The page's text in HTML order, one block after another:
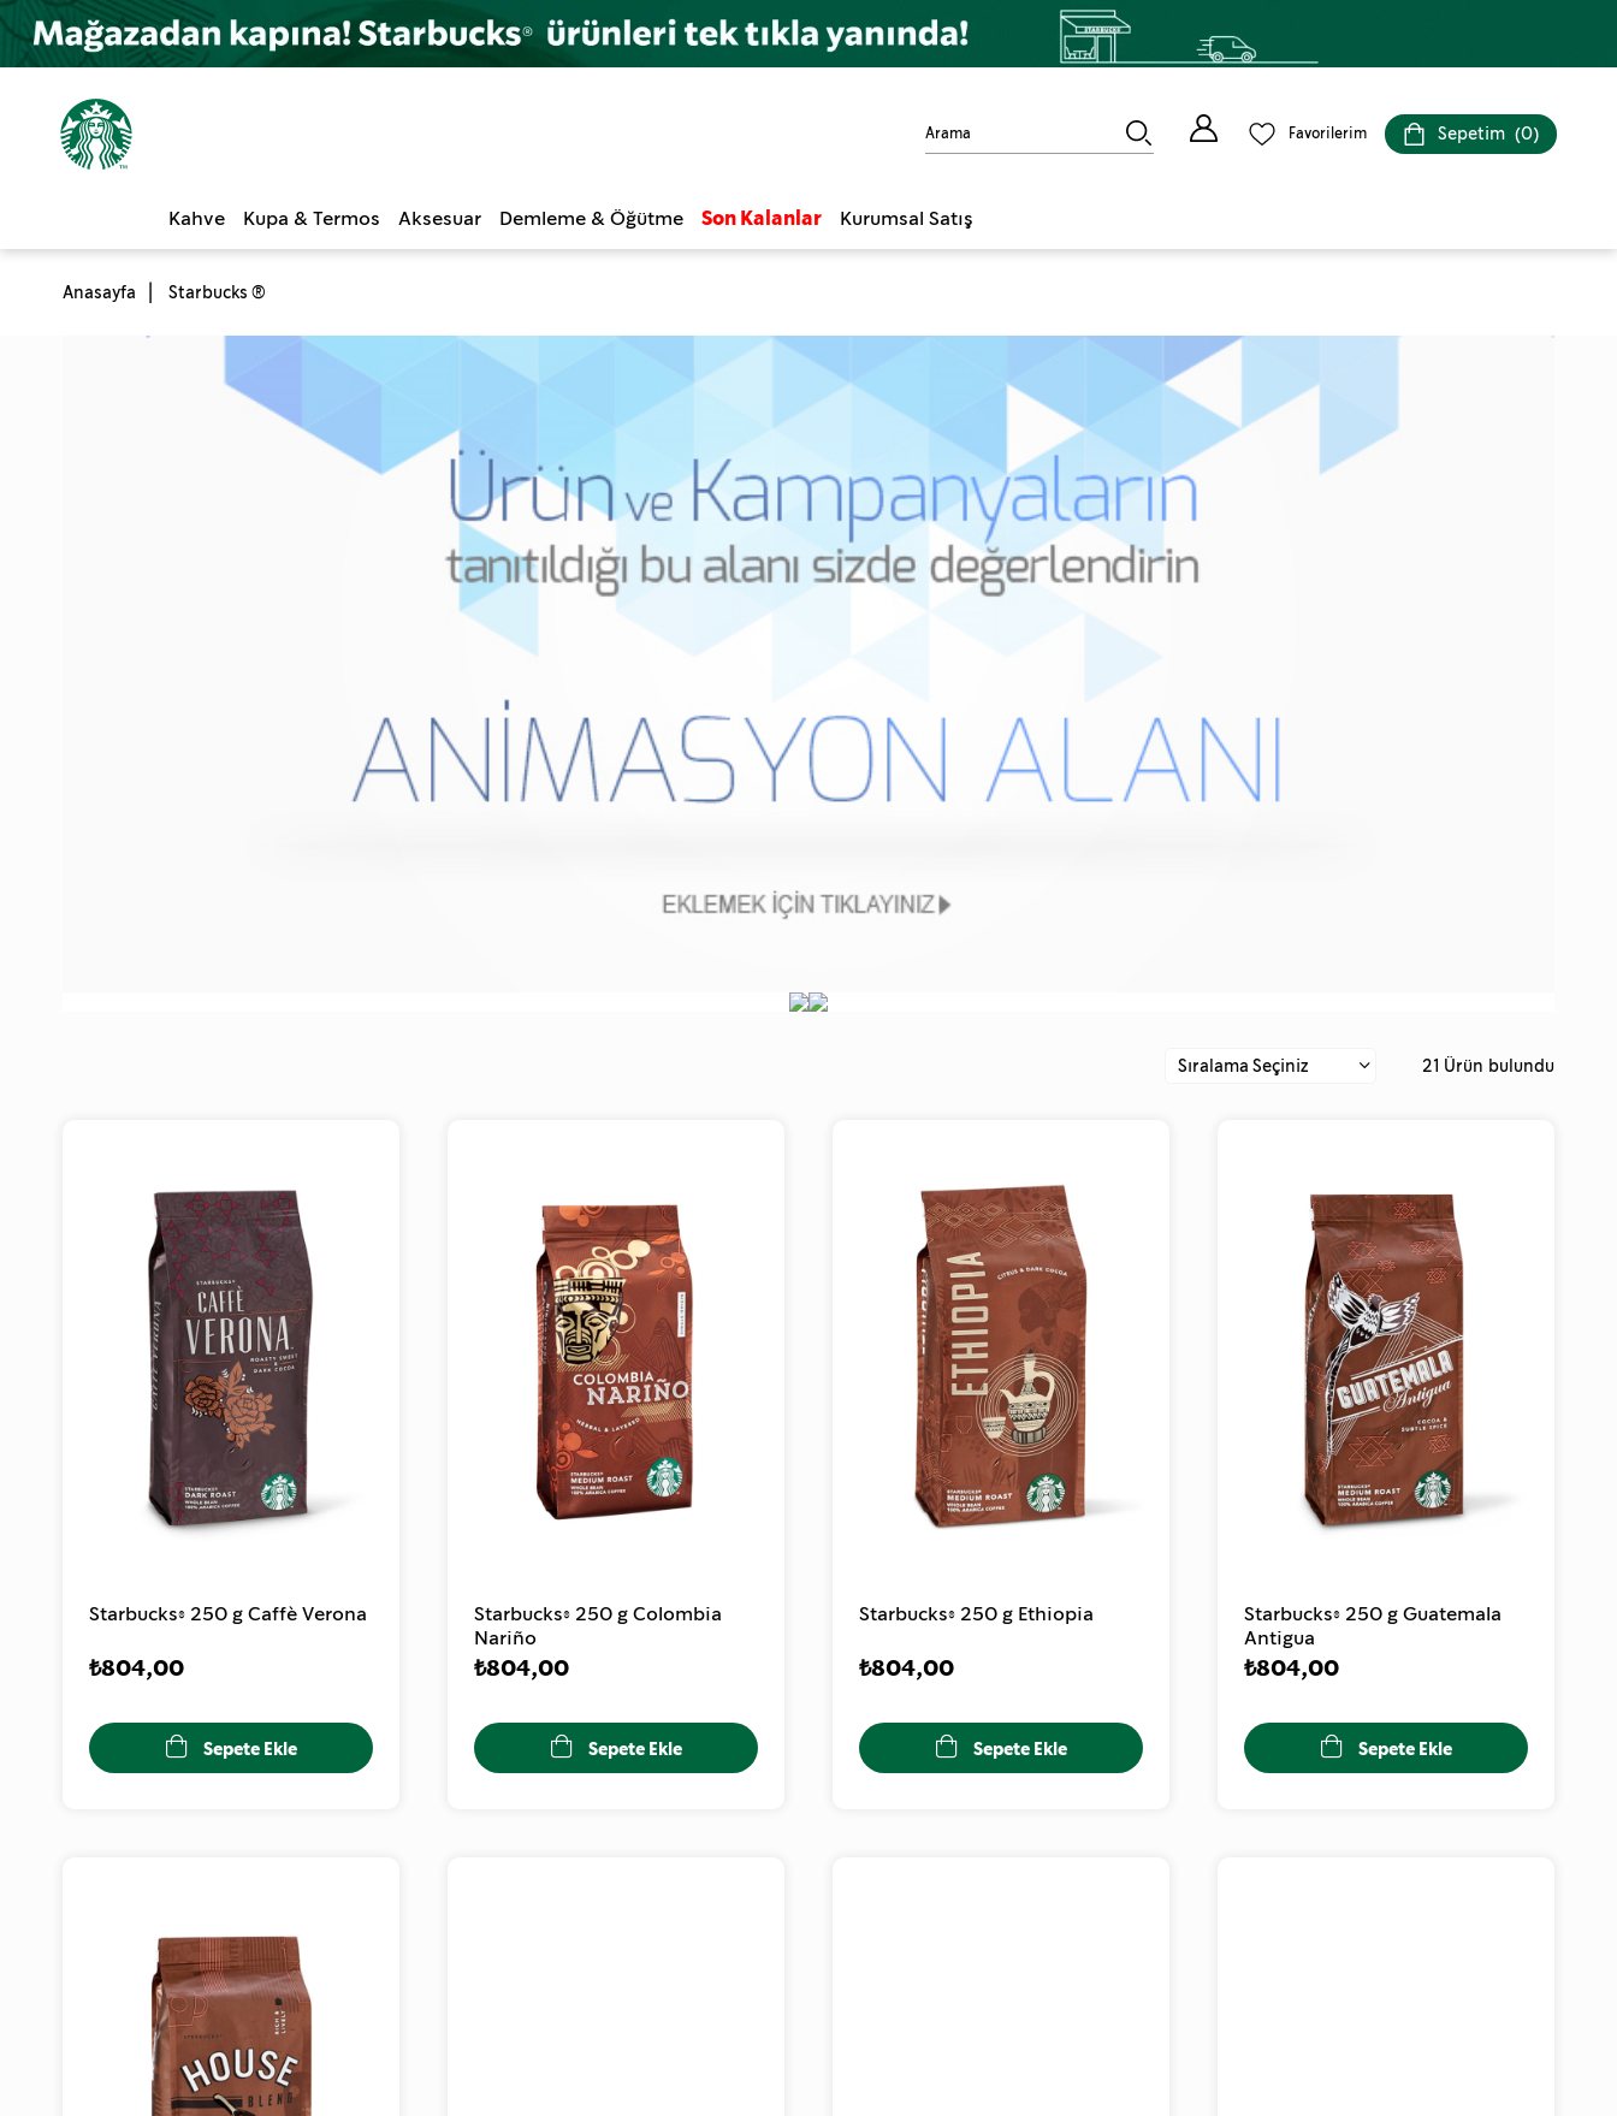
Sepetim 0
Favorilerim
Kahve Kupa & Termos Aksesuar Demleme & Öğütme Son Kalanlar Kurumsal Satış
Anasayfa Starbucks ®
21 Ürün
Starbucks® 250 g Caffè Verona
₺804,00
Sepete Ekle
Starbucks® 250 g Colombia
Nariño
₺804,00
Sepete Ekle
Starbucks® 250 g Ethiopia
₺804,00
Sepete Ekle
Starbucks® 250 g Guatemala
Antigua
₺804,00
Sepete Ekle